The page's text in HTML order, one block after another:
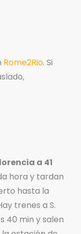
Rome2Rio. Si
a 41
hora y tardan
hasta la
trenes a S.
40 min y salen